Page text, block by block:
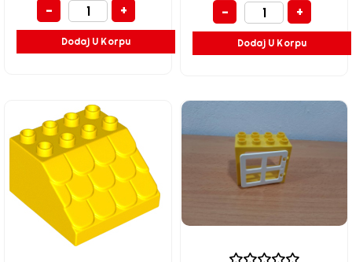
-
+
Dodaj U Korpu
-
+
Dodaj U Korpu